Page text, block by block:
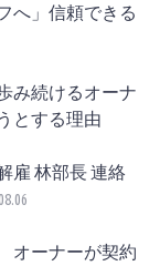
へ」信頼できる
み続けるオーナ
とする理由
雇 林部長 連絡
オーナーが契約